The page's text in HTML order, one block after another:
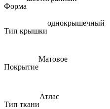
Форма
Тип крышки
однокрышечный
Покрытие
Матовое
Тип ткани
Атлас